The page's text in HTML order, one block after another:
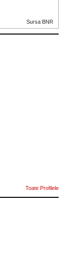
Sursa BNR
Toate Profilele